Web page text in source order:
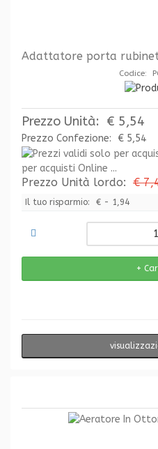
Adattatore porta
Codice:
Prezzo Unità: € 5,54
Prezzo Confezione:
€ 5,54
per acquisti Online ...
Prezzo Unità lordo: €
Il tuo risparmio: € - 1,94